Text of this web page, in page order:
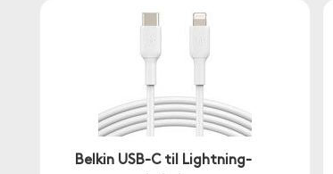
Belkin USB-C til Lightning-